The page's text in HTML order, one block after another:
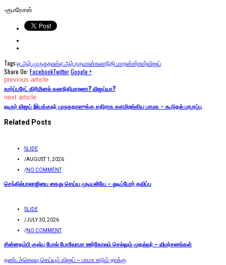
-குமரேசன்
Tags:ஏ.ஆர்.முருகதாஸ்ஏ.ஆர்.ரகுமான்கலாநிதி மாறன்சர்கார்விஜய்
Share On: FacebookTwitterGoogle +
previous article
கார்ப்பரேட் கிரிமினல் கலாநிதிமாறனா? விஜய்யா?
next article
நடிகர் விஜய் இயக்குநர் முருகதாஸுக்கு எதிராக களமிறங்கிய பாமக – கூடுதல் பரபரப்பு
Related Posts
SLIDE
/AUGUST 1, 2026
/NO COMMENT
செந்தில்பாலாஜியை கைது செய்ய முடியலியே – துடிப்போர் தவிப்பு
SLIDE
/JULY 30, 2026
/NO COMMENT
சின்னதம்பி குஷ்பு போல் போவோமா ஊர்கோலம் செல்லும் முதல்வர் – விமர்சனங்கள்
தண்டச்செலவு செய்யும் விஜய் – பாமஉ கடும் தாக்கு